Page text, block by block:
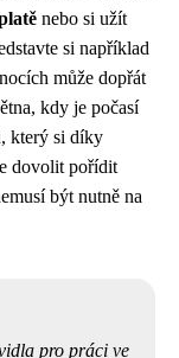
nebo si užít
si například
může dopřát
kdy je počasí
který si díky
dovolit pořídit
být nutně na
pro práci ve